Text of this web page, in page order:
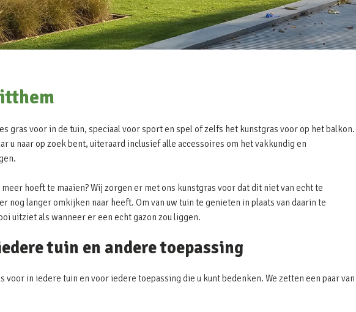
gras voor in de tuin, speciaal voor sport en spel of zelfs het kunstgras voor op het balkon.
u naar op zoek bent, uiteraard inclusief alle accessoires om het vakkundig en
hoeft te maaien? Wij zorgen er met ons kunstgras voor dat dit niet van echt te
nog langer omkijken naar heeft. Om van uw tuin te genieten in plaats van daarin te
uitziet als wanneer er een echt gazon zou liggen.
tuin en andere toepassing
voor in iedere tuin en voor iedere toepassing die u kunt bedenken. We zetten een paar van